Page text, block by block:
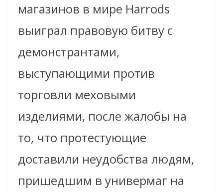
магазинов в мире Harrods
выиграл правовую битву с
демонстрантами,
выступающими против
торговли меховыми
изделиями, после жалобы на
то, что протестующие
доставили неудобства людям,
пришедшим в универмаг на